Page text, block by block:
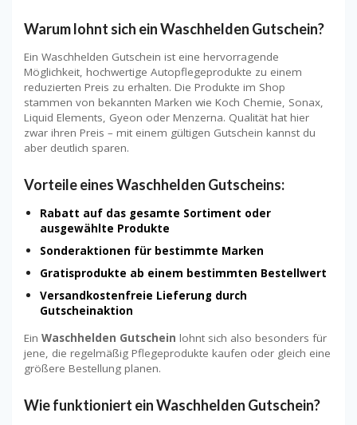
Warum lohnt sich ein Waschhelden Gutschein?
Ein Waschhelden Gutschein ist eine hervorragende
Möglichkeit, hochwertige Autopflegeprodukte zu einem
reduzierten Preis zu erhalten. Die Produkte im Shop
stammen von bekannten Marken wie Koch Chemie, Sonax,
Liquid Elements, Gyeon oder Menzerna. Qualität hat hier
zwar ihren Preis – mit einem gültigen Gutschein kannst du
aber deutlich sparen.
Vorteile eines Waschhelden Gutscheins:
Rabatt auf das gesamte Sortiment oder
ausgewählte Produkte
Sonderaktionen für bestimmte Marken
Gratisprodukte ab einem bestimmten Bestellwert
Versandkostenfreie Lieferung durch
Gutscheinaktion
Ein Waschhelden Gutschein lohnt sich also besonders für
jene, die regelmäßig Pflegeprodukte kaufen oder gleich eine
größere Bestellung planen.
Wie funktioniert ein Waschhelden Gutschein?